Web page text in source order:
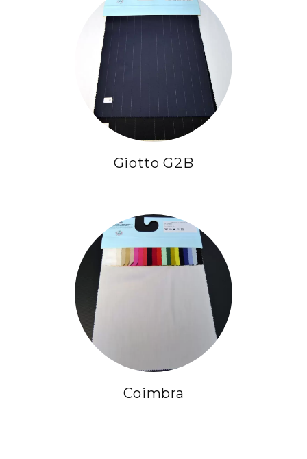
Giotto G2B
Coimbra